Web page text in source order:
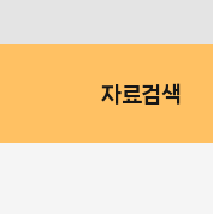
자료검색